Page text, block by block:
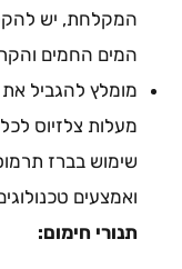
המקלחת, יש
המים החמים
מעלות צלזיוס
שימוש בברז
ואמצעים
תנורי חימום: